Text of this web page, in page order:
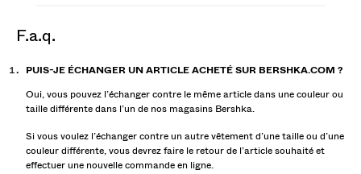
f.a.q.
PUIS-JE ÉCHANGER UN ARTICLE ACHETÉ SUR BERSHKA.COM ?
Oui, vous pouvez l’échanger contre le même article dans une couleur ou
taille différente dans l’un de nos magasins Bershka.
Si vous voulez l’échanger contre un autre vêtement d’une taille ou d’une
couleur différente, vous devrez faire le retour de l’article souhaité et
effectuer une nouvelle commande en ligne.